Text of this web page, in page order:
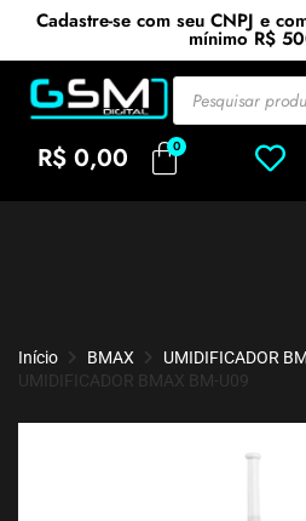
Cadastre-se com seu CNPJ e
mínimo R$
R$ 0,00
Início BMAX
UMIDIFICADOR
UMIDIFICADOR BMAX BM-U09